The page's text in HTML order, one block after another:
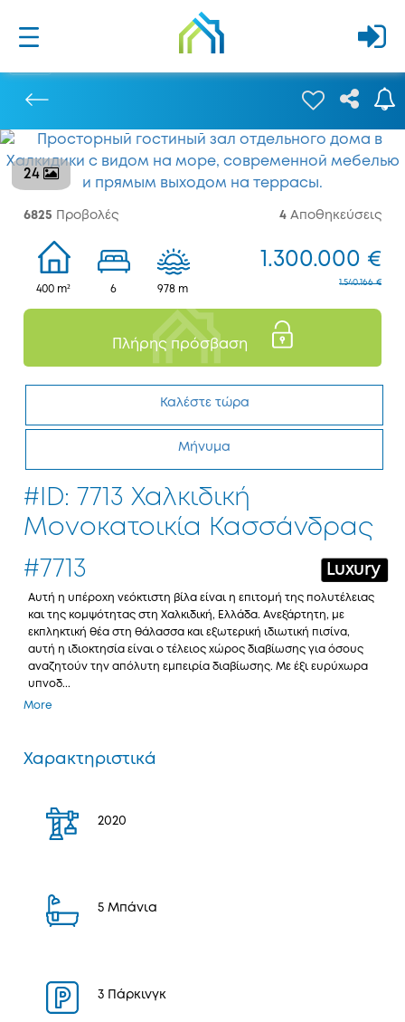
24
6825 Προβολές 4 Αποθηκεύσεις
400 m² 6 978 m
1.300.000 €
1.540.166 €
Πλήρης πρόσβαση
Καλέστε τώρα
Μήνυμα
#ID: 7713 Χαλκιδική
Μονοκατοικία Κασσάνδρας
#7713
Luxury
Αυτή η υπέροχη νεόκτιστη βίλα είναι η επιτομή της πολυτέλειας
και της κομψότητας στη Χαλκιδική, Ελλάδα. Ανεξάρτητη, με
εκπληκτική θέα στη θάλασσα και εξωτερική ιδιωτική πισίνα,
αυτή η ιδιοκτησία είναι ο τέλειος χώρος διαβίωσης για όσους
αναζητούν την απόλυτη εμπειρία διαβίωσης. Με έξι ευρύχωρα
υπνοδ...
More
Χαρακτηριστικά
2020
5 Μπάνια
3 Πάρκινγκ